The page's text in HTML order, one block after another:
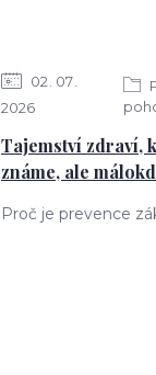
02 07
2026
Tajemství zdraví,
známe, ale
Proč je prevence